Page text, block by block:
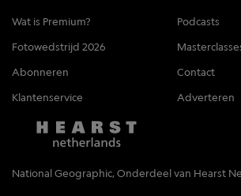
Wat is Premium?
Podcasts
Fotowedstrijd 2026
Abonneren
Contact
Klantenservice
Adverteren
National Geographic, Onderdeel van Hearst